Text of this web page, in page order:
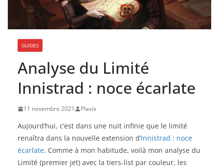
GUIDES
Analyse du Limité
Innistrad : noce écarlate
11 novembre 2021 Plavix
Aujourd’hui, c’est dans une nuit infinie que le limité
renaîtra dans la nouvelle extension d’Innistrad : noce
écarlate. Comme à mon habitude, voilà mon analyse du
Limité (premier jet) avec la tiers-list par couleur, les